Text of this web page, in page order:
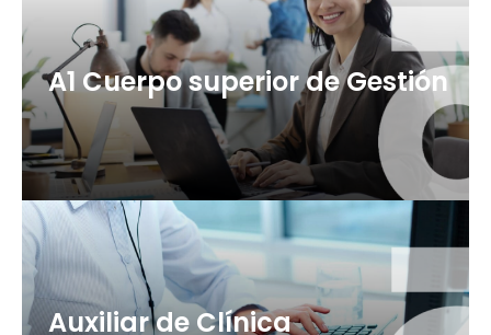
+ info
A1 Cuerpo superior de Gestión
Auxiliar de Clínica